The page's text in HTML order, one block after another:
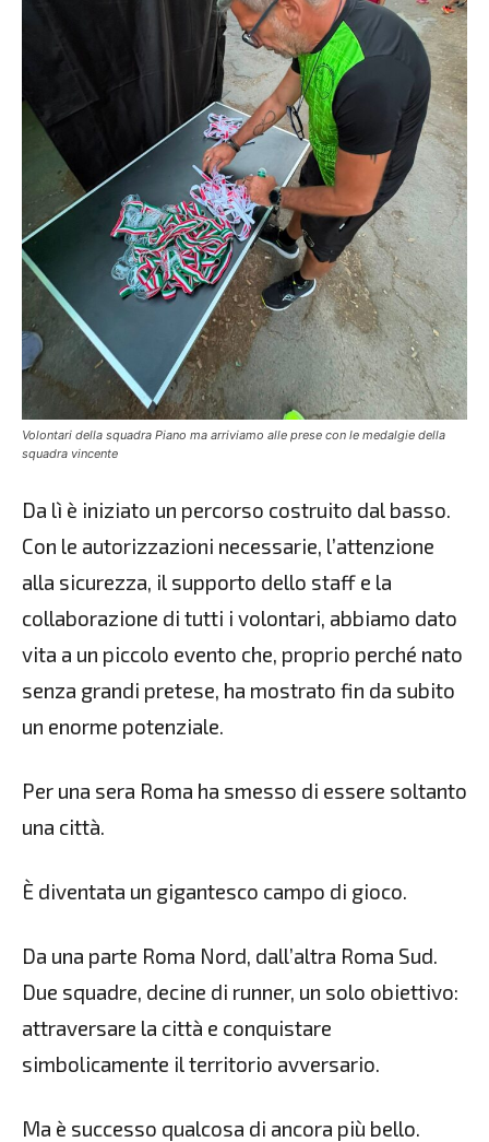
Volontari della squadra Piano ma arriviamo alle prese con le medalgie della
squadra vincente
Da lì è iniziato un percorso costruito dal basso.
Con le autorizzazioni necessarie, l’attenzione
alla sicurezza, il supporto dello staff e la
collaborazione di tutti i volontari, abbiamo dato
vita a un piccolo evento che, proprio perché nato
senza grandi pretese, ha mostrato fin da subito
un enorme potenziale.
Per una sera Roma ha smesso di essere soltanto
una città.
È diventata un gigantesco campo di gioco.
Da una parte Roma Nord, dall’altra Roma Sud.
Due squadre, decine di runner, un solo obiettivo:
attraversare la città e conquistare
simbolicamente il territorio avversario.
Ma è successo qualcosa di ancora più bello.